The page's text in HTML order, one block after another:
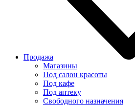
Продажа
Магазины
Под салон красоты
Под кафе
Под аптеку
Свободного назначения